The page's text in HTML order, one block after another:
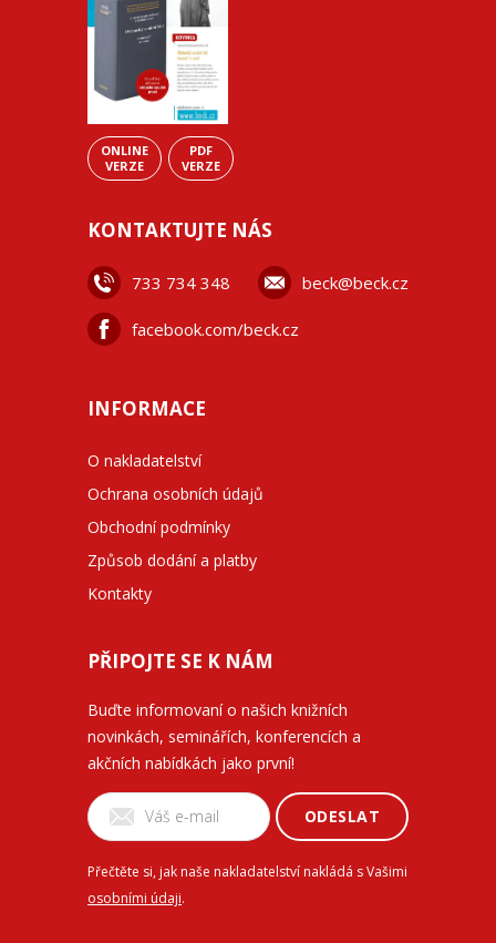
ONLINE
VERZE
PDF
VERZE
KONTAKTUJTE NÁS
733 734 348 beck@beck.cz
facebook.com/beck.cz
INFORMACE
O nakladatelství
Ochrana osobních údajů
Obchodní podmínky
Způsob dodání a platby
Kontakty
PŘIPOJTE SE K NÁM
Buďte informovaní o našich knižních
novinkách, seminářích, konferencích a
akčních nabídkách jako první!
ODESLAT
Přečtěte si, jak naše nakladatelství nakládá s Vašimi
osobními údaji.